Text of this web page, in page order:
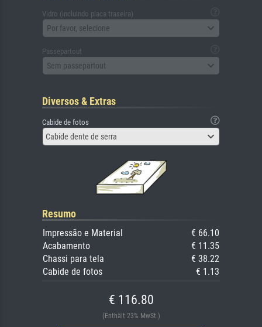
Vidro (incluindo placa traseira)
Por favor, selecione
Passepartout
Sem passepartout
Diversos & Extras
Cabide de fotos
Cabide dente de serra
Resumo
Impressão e Material
€ 66.10
Acabamento
€ 11.35
Chassi para tela
€ 38.22
Cabide de fotos
€ 1.13
€ 116.80
(Enthält 23% MwSt.)